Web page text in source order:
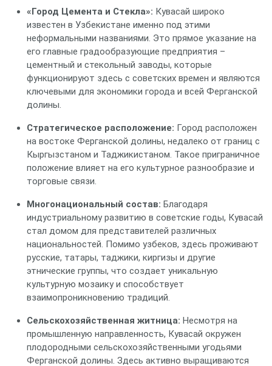
«Город Цемента и Стекла»: Кувасай широко
известен в Узбекистане именно под этими
неформальными названиями. Это прямое указание на
его главные градообразующие предприятия –
цементный и стекольный заводы, которые
функционируют здесь с советских времен и являются
ключевыми для экономики города и всей Ферганской
долины.
Стратегическое расположение: Город расположен
на востоке Ферганской долины, недалеко от границ с
Кыргызстаном и Таджикистаном. Такое приграничное
положение влияет на его культурное разнообразие и
торговые связи.
Многонациональный состав: Благодаря
индустриальному развитию в советские годы, Кувасай
стал домом для представителей различных
национальностей. Помимо узбеков, здесь проживают
русские, татары, таджики, киргизы и другие
этнические группы, что создает уникальную
культурную мозаику и способствует
взаимопроникновению традиций.
Сельскохозяйственная житница: Несмотря на
промышленную направленность, Кувасай окружен
плодородными сельскохозяйственными угодьями
Ферганской долины. Здесь активно выращиваются